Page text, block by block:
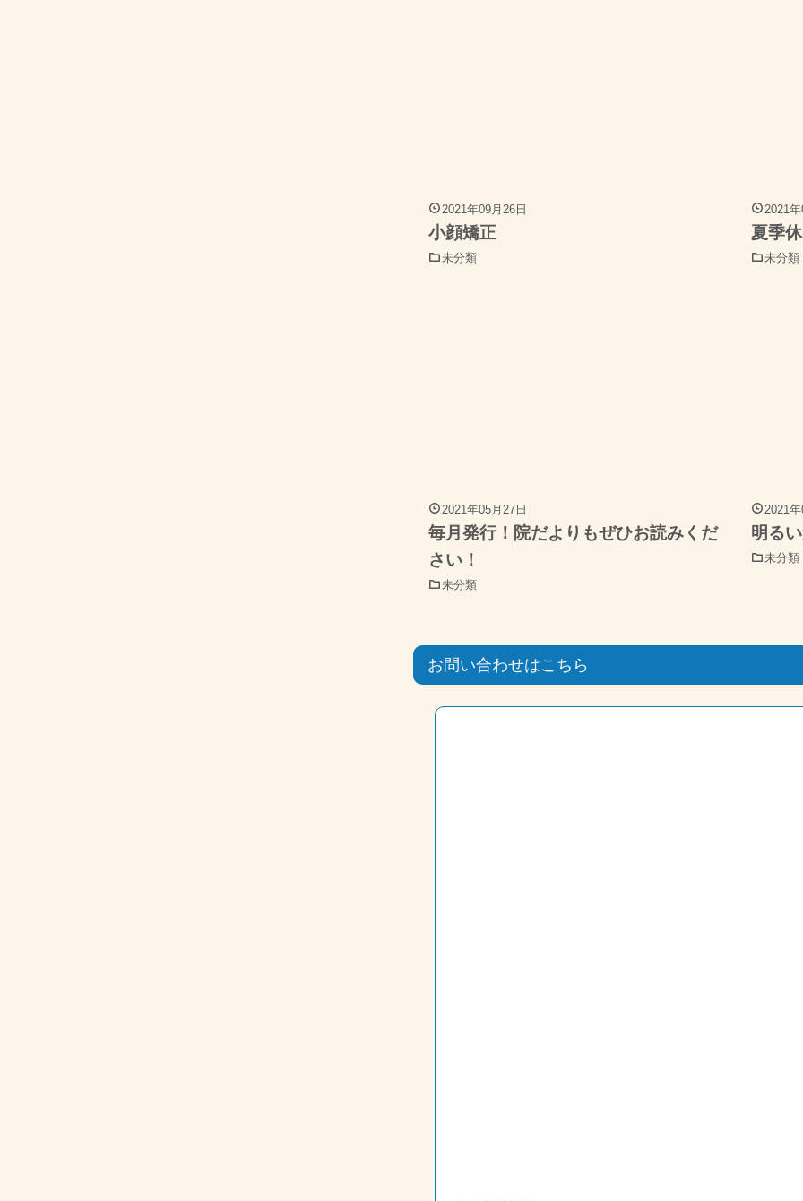
2021年09月26日
小顔矯正
未分類
2021
夏季
未分類
2021年05月27日
毎月発行！院だよりもぜひお読みくだ
さい！
未分類
2021
明る
未分類
お問い合わせはこちら